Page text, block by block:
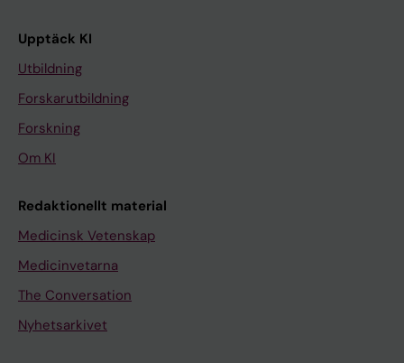
Upptäck KI
Utbildning
Forskarutbildning
Forskning
Om KI
Redaktionellt material
Medicinsk Vetenskap
Medicinvetarna
The Conversation
Nyhetsarkivet